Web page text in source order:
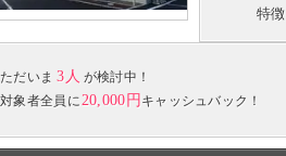
特徴
ただいま 3人 が検討中！
対象者全員に 20,000円 キャッシュバック！